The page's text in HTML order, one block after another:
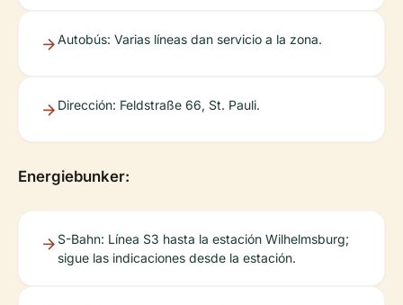
Autobús: Varias líneas dan servicio a la zona.
Dirección: Feldstraße 66, St. Pauli.
Energiebunker:
S-Bahn: Línea S3 hasta la estación Wilhelmsburg;
sigue las indicaciones desde la estación.